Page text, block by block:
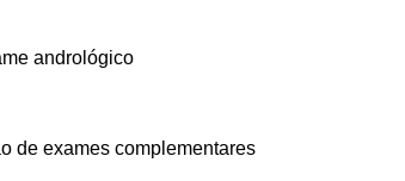
andrológico
exames complementares